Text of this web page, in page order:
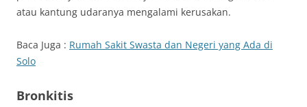
atau kantung udaranya mengalami kerusakan.
Baca Juga : Rumah Sakit Swasta dan Negeri yang Ada di
Solo
Bronkitis